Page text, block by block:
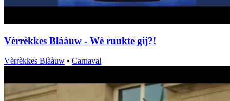
Vèrrèkkes Blààuw - Wè ruukte gij?!
Vèrrèkkes Blààuw • Carnaval